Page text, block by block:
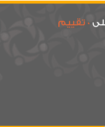
0 تقييم